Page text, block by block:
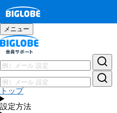
メニュー
トップ
設定方法